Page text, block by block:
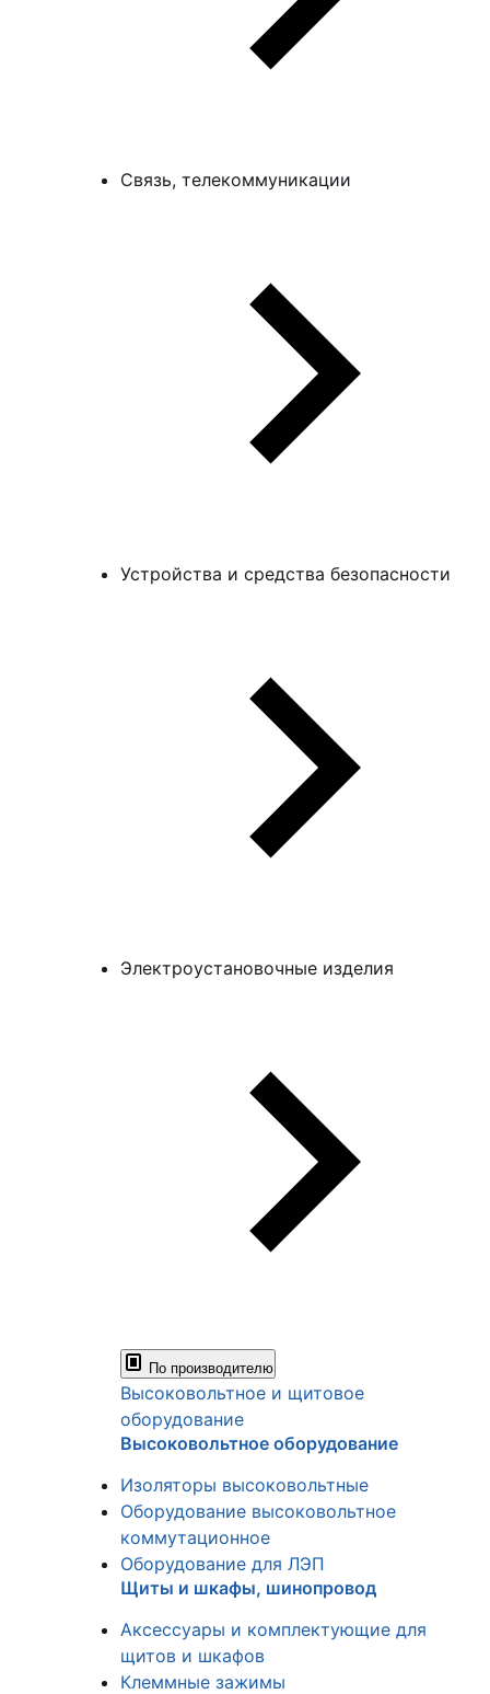
Связь, телекоммуникации
Устройства и средства безопасности
Электроустановочные изделия
По производителю
Высоковольтное и щитовое
оборудование
Высоковольтное оборудование
Изоляторы высоковольтные
Оборудование высоковольтное
коммутационное
Оборудование для ЛЭП
Щиты и шкафы, шинопровод
Аксессуары и комплектующие для
щитов и шкафов
Клеммные зажимы